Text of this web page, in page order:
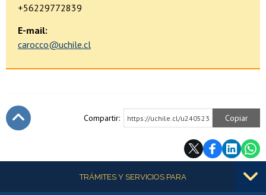
+56229772839
E-mail:
carocco@uchile.cl
Compartir: https://uchile.cl/u240523 Copiar
Más informaciónTRÁMITES Y SERVICIOS PARA